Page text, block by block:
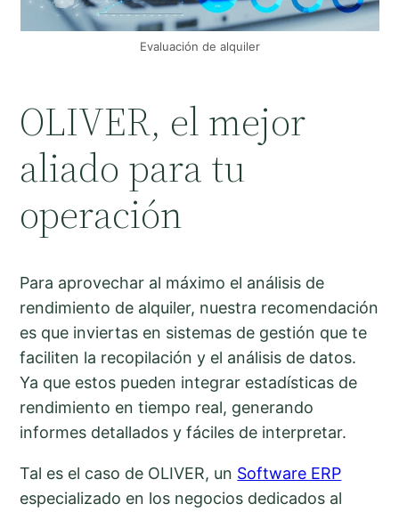
Evaluación de alquiler
OLIVER, el mejor
aliado para tu
operación
Para aprovechar al máximo el análisis de
rendimiento de alquiler, nuestra recomendación
es que inviertas en sistemas de gestión que te
faciliten la recopilación y el análisis de datos.
Ya que estos pueden integrar estadísticas de
rendimiento en tiempo real, generando
informes detallados y fáciles de interpretar.
Tal es el caso de OLIVER, un Software ERP
especializado en los negocios dedicados al